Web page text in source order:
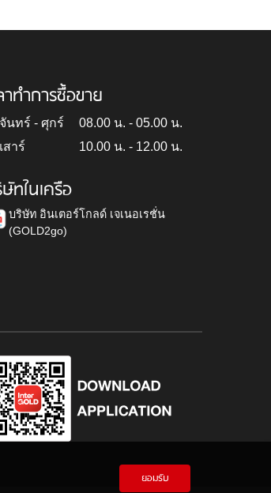
าทำการซื้อขาย
นทร์ - ศุกร์
08.00 น. - 05.00 น.
สาร์
10.00 น. - 12.00 น.
ทในเครือ
บริษัท อินเตอร์โกลด์ เจเนอเรชั่น
(GOLD2go)
ยอมรับ